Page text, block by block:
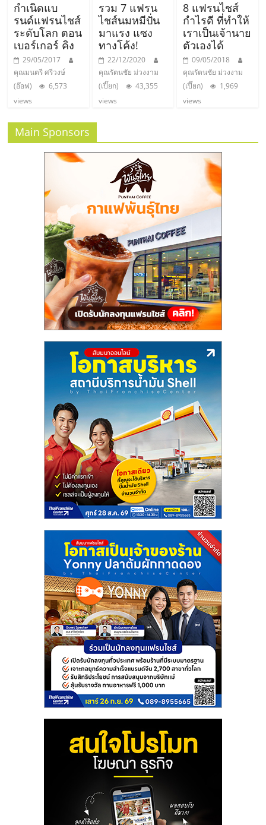
กำเนิดแบ
รนด์แฟรนไชส์
ระดับโลก ตอน
เบอร์เกอร์ คิง
29/05/2017
คุณมนตรี ศรีวงษ์
(อ๊อฟ)
6,573
views
รวม 7 แฟรน
ไชส์นมหมีปั่น
มาแรง แซง
ทางโค้ง!
22/12/2020
คุณรัตนชัย ม่วงงาม
(เปี๊ยก)
43,355
views
8 แฟรนไชส์
กำไรดี ที่ทำให้
เราเป็นเจ้านาย
ตัวเองได้
09/05/2018
คุณรัตนชัย ม่วงงาม
(เปี๊ยก)
1,969
views
Main Sponsors